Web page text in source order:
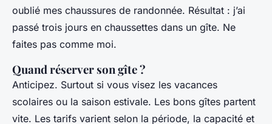
oublié mes chaussures de randonnée. Résultat : j’ai
passé trois jours en chaussettes dans un gîte. Ne
faites pas comme moi.
Quand réserver son gîte ?
Anticipez. Surtout si vous visez les vacances
scolaires ou la saison estivale. Les bons gîtes partent
vite. Les tarifs varient selon la période, la capacité et